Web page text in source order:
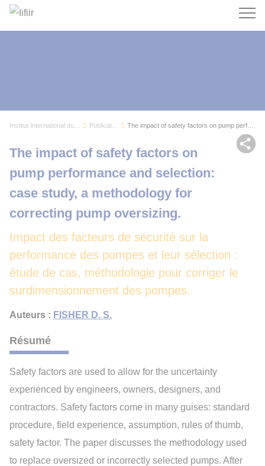
Impact des facteurs de sécurité sur la
performance des pompes et leur sélection :
étude de cas, méthodologie pour corriger le
surdimensionnement des pompes.
The impact of safety factors on
pump performance and selection:
case study, a methodology for
correcting pump oversizing.
Auteurs : FISHER D. S.
Résumé
Safety factors are used to allow for the uncertainty
experienced by engineers, owners, designers, and
contractors. Safety factors come in many guises: standard
procedure, field experience, assumption, rules of thumb,
safety factor. The paper discusses the methodology used
to replace oversized or incorrectly selected pumps. After